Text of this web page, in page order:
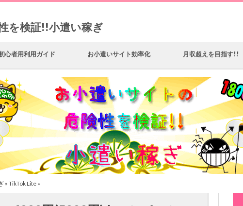
を検証!!小遣い稼ぎ
心者用利用ガイド お小遣いサイト効率化 月収超えを目指す!!
» TikTok Lite »